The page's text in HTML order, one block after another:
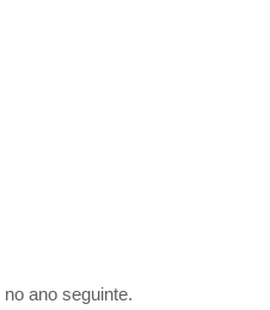
ano seguinte.